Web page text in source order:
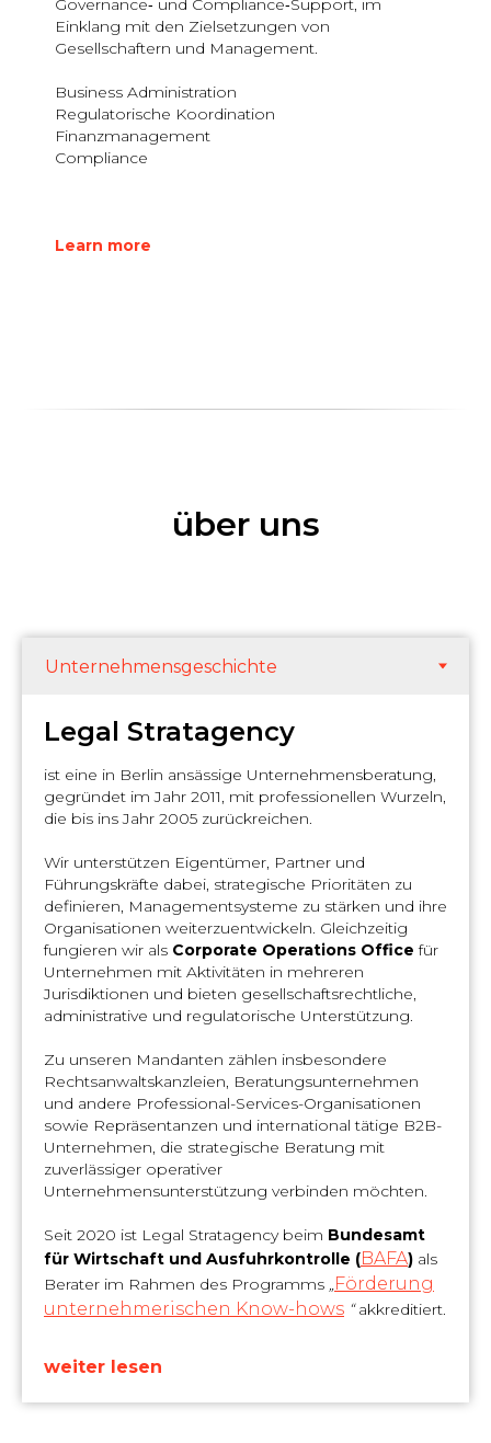
Governance‑ und Compliance‑Support, im
Einklang mit den Zielsetzungen von
Gesellschaftern und Management.
Business Administration
Regulatorische Koordination
Finanzmanagement
Compliance
Learn more
über uns
Legal Stratagency
ist eine in Berlin ansässige Unternehmensberatung,
gegründet im Jahr 2011, mit professionellen Wurzeln,
die bis ins Jahr 2005 zurückreichen.
Wir unterstützen Eigentümer, Partner und
Führungskräfte dabei, strategische Prioritäten zu
definieren, Managementsysteme zu stärken und ihre
Organisationen weiterzuentwickeln. Gleichzeitig
fungieren wir als Corporate Operations Office für
Unternehmen mit Aktivitäten in mehreren
Jurisdiktionen und bieten gesellschaftsrechtliche,
administrative und regulatorische Unterstützung.
Zu unseren Mandanten zählen insbesondere
Rechtsanwaltskanzleien, Beratungsunternehmen
und andere Professional-Services-Organisationen
sowie Repräsentanzen und international tätige B2B-
Unternehmen, die strategische Beratung mit
zuverlässiger operativer
Unternehmensunterstützung verbinden möchten.
Seit 2020 ist Legal Stratagency beim Bundesamt
für Wirtschaft und Ausfuhrkontrolle (BAFA) als
Berater im Rahmen des Programms „Förderung
unternehmerischen Know-hows “akkreditiert.
weiter lesen